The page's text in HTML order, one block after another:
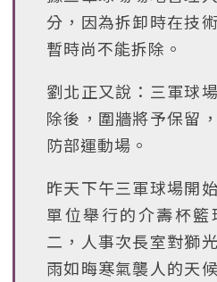
分，因為拆卸時在技
暫時尚不能拆除。
劉北正又說：三軍球
除後，圍牆將予保留
防部運動場。
昨天下午三軍球場開
單位舉行的介壽杯
二，人事次長室對獅
雨如晦寒氣襲人的天